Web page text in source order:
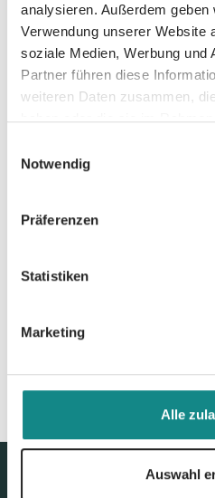
analysieren. Außerdem
Verwendung unserer Website
soziale Medien, Werbung und
Partner führen diese
weiteren Daten zusammen,
haben oder die sie im
Notwendig
Präferenzen
Statistiken
Marketing
Alle
Auswahl
PDF